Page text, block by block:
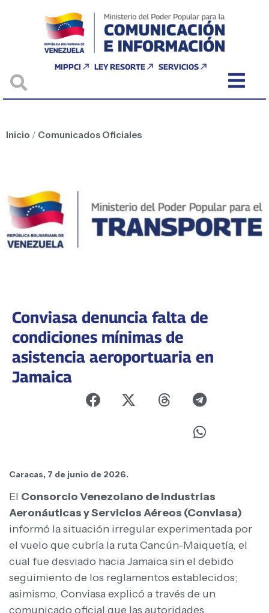
MIPPCI LEY RESORTE SERVICIOS
Inicio / Comunicados Oficiales
Conviasa denuncia falta de
condiciones mínimas de
asistencia aeroportuaria en
Jamaica
Caracas, 7 de junio de 2026.
El Consorcio Venezolano de Industrias
Aeronáuticas y Servicios Aéreos (Conviasa)
informó la situación irregular experimentada por
el vuelo que cubría la ruta Cancún-Maiquetía, el
cual fue desviado hacia Jamaica sin el debido
seguimiento de los reglamentos establecidos;
asimismo, Conviasa explicó a través de un
comunicado oficial que las autoridades